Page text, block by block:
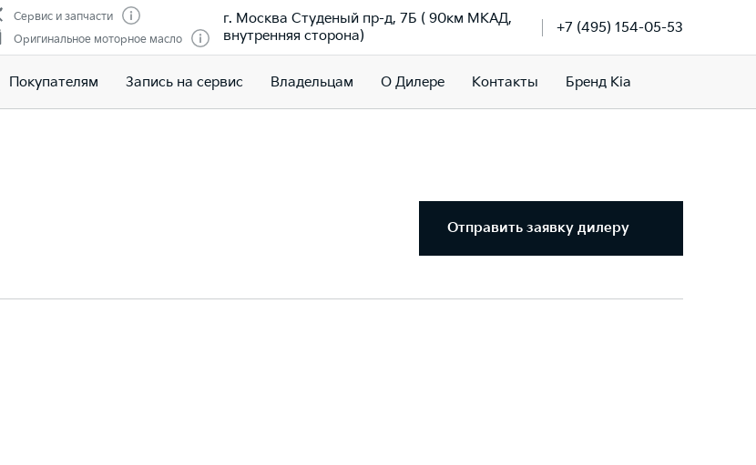
Сервис и запчасти
Оригинальное моторное масло
г. Москва Студеный пр-д, 7Б ( 90км МКАД,
внутренняя сторона)
+7 (495) 154-05-53
Покупателям Запись на сервис Владельцам О Дилере Контакты Бренд Kia
Отправить заявку дилеру